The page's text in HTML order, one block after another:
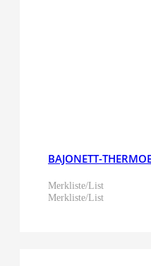
BAJONETT-
Merkliste/List
Merkliste/List